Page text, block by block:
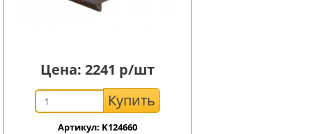
Цена: 2241 р/шт
Купить
Артикул: K124660